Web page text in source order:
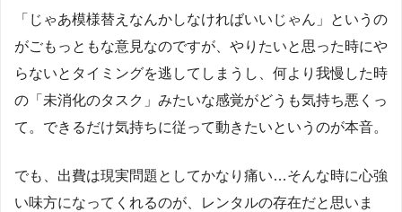
「じゃあ模様替えなんかしなければいいじゃん」というの
がごもっともな意見なのですが、やりたいと思った時にや
らないとタイミングを逃してしまうし、何より我慢した時
の「未消化のタスク」みたいな感覚がどうも気持ち悪くっ
て。できるだけ気持ちに従って動きたいというのが本音。
でも、出費は現実問題としてかなり痛い…そんな時に心強
い味方になってくれるのが、レンタルの存在だと思いま